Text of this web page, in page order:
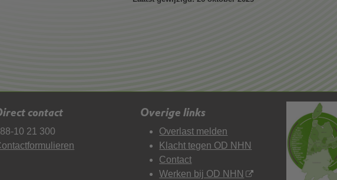
contact
10 21 300
Overige links
Overlast melden
Klacht tegen OD NHN
Contact
Werken bij OD NHN